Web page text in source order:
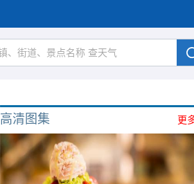
更
高清图集